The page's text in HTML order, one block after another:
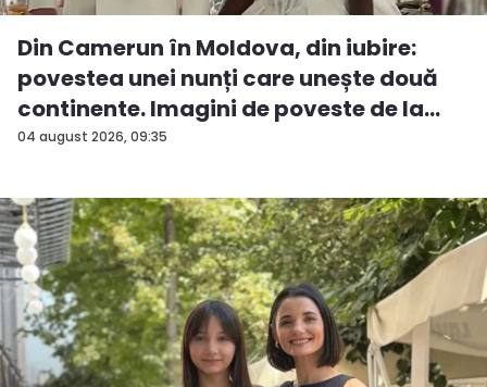
04 august 2026, 09:35
Din Camerun în Moldova, din iubire:
povestea unei nunți care unește două
continente. Imagini de poveste de la
ev...